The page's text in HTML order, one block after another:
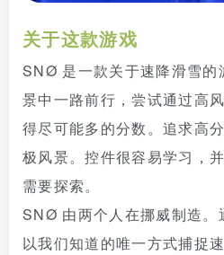
关于这款游戏
SNØ 是一款关于速降滑雪的
景中一路前行，尝试通过高
得尽可能多的分数。追求高
极风景。控件很容易学习，
需要探索。
SNØ 由两个人在挪威制造
以我们知道的唯一方式捕捉